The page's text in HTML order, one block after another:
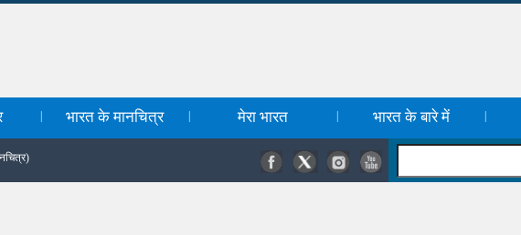
भारत के मानचित्र मेरा भारत भारत के बारे में